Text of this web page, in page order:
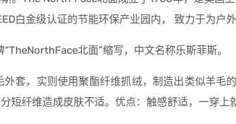
白金级认证的节能环保产业园内， 致力于为户
北面”缩写，中文名称乐斯菲斯。
外套，实则使用聚酯纤维抓绒，制造出类似羊毛
短纤维造成皮肤不适。优点：触感舒适，一穿上